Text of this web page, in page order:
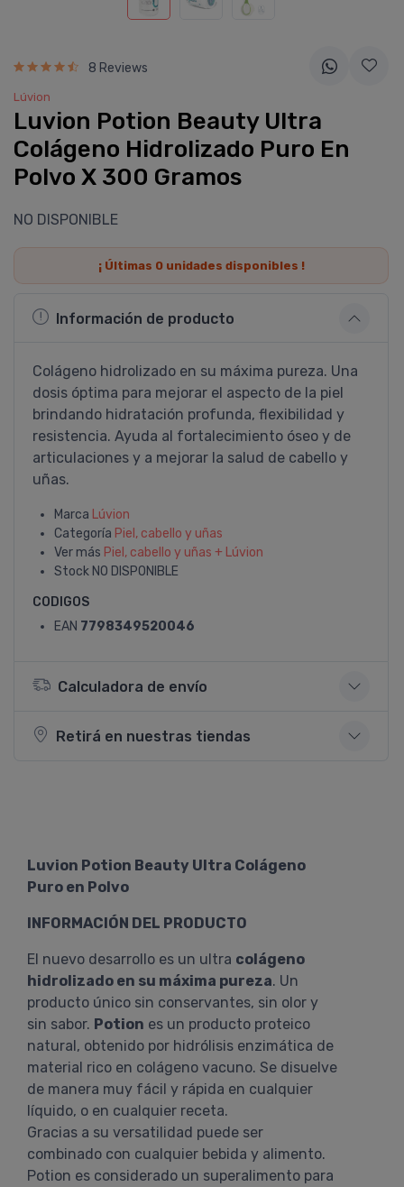
8 Reviews
Lúvion
Luvion Potion Beauty Ultra
Colágeno Hidrolizado Puro En
Polvo X 300 Gramos
NO DISPONIBLE
¡ Últimas 0unidades disponibles !
Información de producto
Colágeno hidrolizado en su máxima pureza. Una
dosis óptima para mejorar el aspecto de la piel
brindando hidratación profunda, flexibilidad y
resistencia. Ayuda al fortalecimiento óseo y de
articulaciones y a mejorar la salud de cabello y
uñas.
Marca Lúvion
Categoría Piel, cabello y uñas
Ver más Piel, cabello y uñas + Lúvion
Stock NO DISPONIBLE
CODIGOS
EAN 7798349520046
Calculadora de envío
Retirá en nuestras tiendas
Luvion Potion Beauty Ultra Colágeno
Puro en Polvo
INFORMACIÓN DEL PRODUCTO
El nuevo desarrollo es un ultra colágeno
hidrolizado en su máxima pureza. Un
producto único sin conservantes, sin olor y
sin sabor. Potion es un producto proteico
natural, obtenido por hidrólisis enzimática de
material rico en colágeno vacuno. Se disuelve
de manera muy fácil y rápida en cualquier
líquido, o en cualquier receta.
Gracias a su versatilidad puede ser
combinado con cualquier bebida y alimento.
Potion es considerado un superalimento para